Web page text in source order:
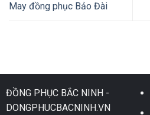
May đồng phục Bảo Đài
ĐỒNG PHỤC BẮC NINH -
DONGPHUCBACNINH.VN